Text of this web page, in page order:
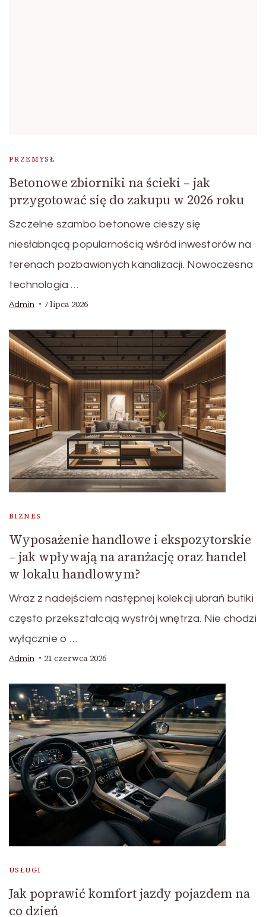
PRZEMYSŁ
Betonowe zbiorniki na ścieki – jak
przygotować się do zakupu w 2026 roku
Szczelne szambo betonowe cieszy się
niesłabnącą popularnością wśród inwestorów na
terenach pozbawionych kanalizacji. Nowoczesna
technologia …
Admin 7 lipca 2026
BIZNES
Wyposażenie handlowe i ekspozytorskie
– jak wpływają na aranżację oraz handel
w lokalu handlowym?
Wraz z nadejściem następnej kolekcji ubrań butiki
często przekształcają wystrój wnętrza. Nie chodzi
wyłącznie o …
Admin 21 czerwca 2026
USŁUGI
Jak poprawić komfort jazdy pojazdem na
co dzień